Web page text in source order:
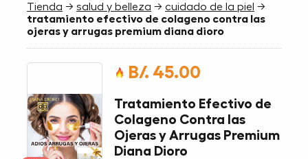
Tienda →salud y belleza →cuidado de la piel →
tratamiento efectivo de colageno contra las
ojeras y arrugas premium diana dioro
B/. 45.00
Tratamiento Efectivo de
Colageno Contra las
Ojeras y Arrugas Premium
Diana Dioro